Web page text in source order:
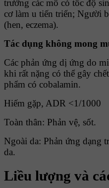
trưởng các mô có tốc độ
cơ làm u tiến triển; Người
(hen, eczema).
Tác dụng không mong
Các phản ứng dị ứng do
khi rất nặng có thể gây
phẩm có cobalamin.
Hiếm gặp, ADR <1/1000
Toàn thân: Phản vệ, sốt.
Ngoài da: Phản ứng dạng
da.
Liều lượng và